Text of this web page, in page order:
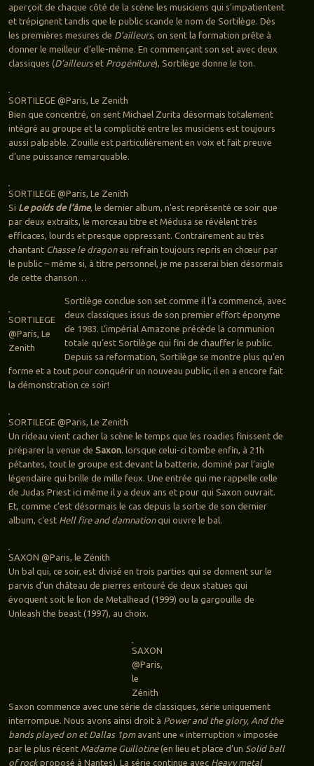
aperçoit de chaque côté de la scène les musiciens qui s’impatientent
et trépignent tandis que le public scande le nom de Sortilège. Dès
les premières mesures de D’ailleurs, on sent la formation prête à
donner le meilleur d’elle-même. En commençant son set avec deux
classiques (D’ailleursetProgéniture), Sortilège donne le ton.
SORTILEGE @Paris, Le Zenith
Bien que concentré, on sent Michael Zurita désormais totalement
intégré au groupe et la complicité entre les musiciens est toujours
aussi palpable. Zouille est particulièrement en voix et fait preuve
d’une puissance remarquable.
SORTILEGE @Paris, Le Zenith
Si Le poids de l’âme, le dernier album, n’est représenté ce soir que
par deux extraits, le morceau titre et Médusa se révèlent très
efficaces, lourds et presque oppressant. Contrairement au très
chantant Chasse le dragonau refrain toujours repris en chœur par
le public – même si, à titre personnel, je me passerai bien désormais
de cette chanson…
SORTILEGE
@Paris, Le
Zenith
Sortilège conclue son set comme il l’a commencé, avec
deux classiques issus de son premier effort éponyme
de 1983. L’impérial Amazone précède la communion
totale qu’est Sortilège qui fini de chauffer le public.
Depuis sa reformation, Sortilège se montre plus qu’en
forme et a tout pour conquérir un nouveau public, il en a encore fait
la démonstration ce soir!
SORTILEGE @Paris, Le Zenith
Un rideau vient cacher la scène le temps que les roadies finissent de
préparer la venue de Saxon. lorsque celui-ci tombe enfin, à 21h
pétantes, tout le groupe est devant la batterie, dominé par l’aigle
légendaire qui brille de mille feux. Une entrée qui me rappelle celle
de Judas Priest ici même il y a deux ans et pour qui Saxon ouvrait.
Et, comme c’est désormais le cas depuis la sortie de son dernier
album, c’est Hell fire and damnationqui ouvre le bal.
SAXON @Paris, le Zénith
Un bal qui, ce soir, est divisé en trois parties qui se donnent sur le
parvis d’un château de pierres entouré de deux statues qui
évoquent soit le lion de Metalhead (1999) ou la gargouille de
Unleash the beast (1997), au choix.
SAXON
@Paris,
le
Zénith
Saxon commence avec une série de classiques, série uniquement
interrompue. Nous avons ainsi droit à Power and the glory, And the
bands played on et Dallas 1pm avant une « interruption » imposée
par le plus récent Madame Guillotine(en lieu et place d’un Solid ball
of rockproposé à Nantes). La série continue avec Heavy metal